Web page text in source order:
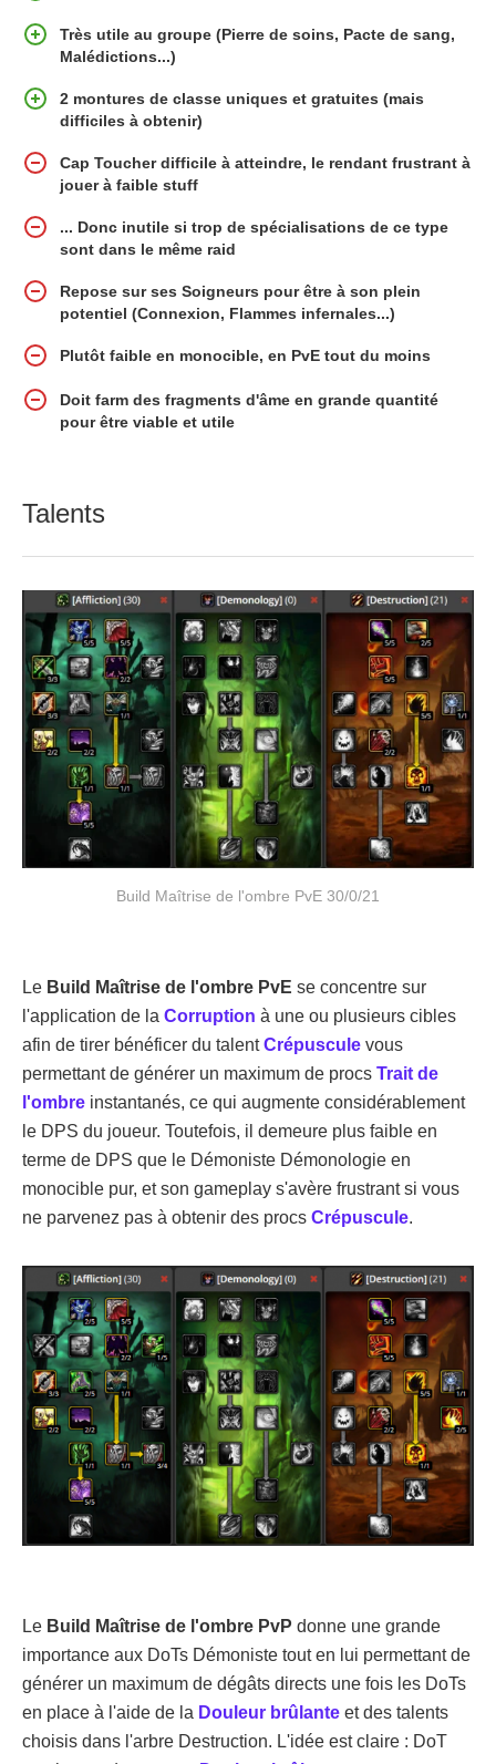
Très utile au groupe (Pierre de soins, Pacte de sang,
Malédictions...)
2 montures de classe uniques et gratuites (mais
difficiles à obtenir)
Cap Toucher difficile à atteindre, le rendant frustrant à
jouer à faible stuff
... Donc inutile si trop de spécialisations de ce type
sont dans le même raid
Repose sur ses Soigneurs pour être à son plein
potentiel (Connexion, Flammes infernales...)
Plutôt faible en monocible, en PvE tout du moins
Doit farm des fragments d'âme en grande quantité
pour être viable et utile
Talents
Build Maîtrise de l'ombre PvE 30/0/21
Le Build Maîtrise de l'ombre PvE se concentre sur
l'application de la Corruption à une ou plusieurs cibles
afin de tirer bénéficer du talentCrépuscule vous
permettant de générer un maximum de procs Trait de
l'ombre instantanés, ce qui augmente considérablement
le DPS du joueur. Toutefois, il demeure plus faible en
terme de DPS que le Démoniste Démonologie en
monocible pur, et son gameplay s'avère frustrant si vous
ne parvenez pas à obtenir des procs Crépuscule.
Le Build Maîtrise de l'ombre PvP donne une grande
importance aux DoTs Démoniste tout en lui permettant de
générer un maximum de dégâts directs une fois les DoTs
en place à l'aide de la Douleur brûlante et des talents
choisis dans l'arbre Destruction. L'idée est claire : DoT